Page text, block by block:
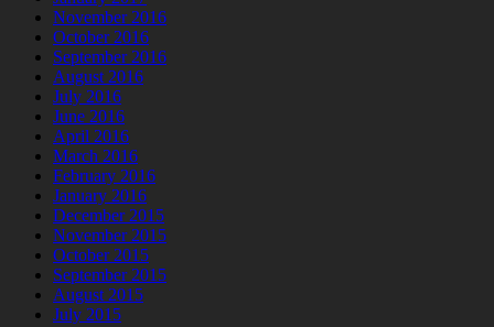
November 2016
October 2016
September 2016
August 2016
July 2016
June 2016
April 2016
March 2016
February 2016
January 2016
December 2015
November 2015
October 2015
September 2015
August 2015
July 2015